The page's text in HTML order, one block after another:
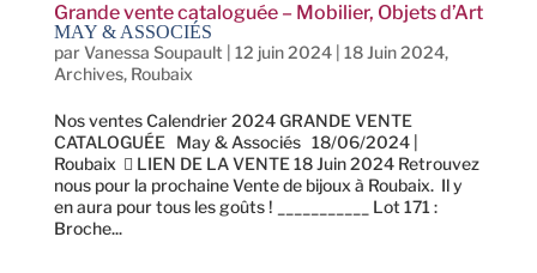
Grande vente cataloguée – Mobilier, Objets d’Art
MAY & ASSOCIÉS
parVanessa Soupault 12 juin 2024| 18 Juin 2024,
Archives, Roubaix
Nos ventes Calendrier 2024 GRANDE VENTE
CATALOGUÉE May & Associés 18/06/2024 |
Roubaix  LIEN DE LA VENTE 18 Juin 2024 Retrouvez
nous pour la prochaine Vente de bijoux à Roubaix. Il y
en aura pour tous les goûts ! ___________ Lot 171 :
Broche...